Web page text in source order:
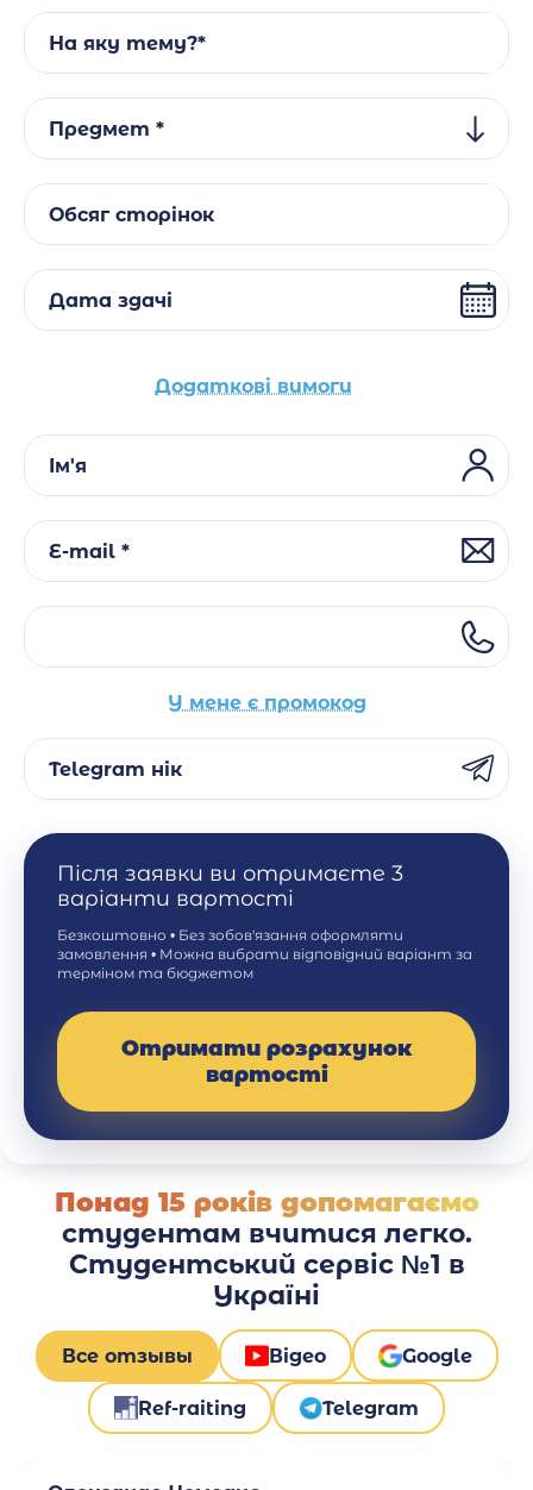
На яку тему?*
Предмет *
Обсяг сторінок
Дата здачі
Додаткові вимоги
Ім'я
E-mail *
У мене є промокод
Telegram нік
Після заявки ви отримаєте 3
варіанти вартості
Безкоштовно • Без зобов'язання оформляти
замовлення • Можна вибрати відповідний варіант за
терміном та бюджетом
Отримати розрахунок
вартості
Понад 15 років допомагаємо
студентам вчитися легко.
Студентський сервіс №1 в
Україні
Все отзывы Відео Google
Ref-raiting Telegram